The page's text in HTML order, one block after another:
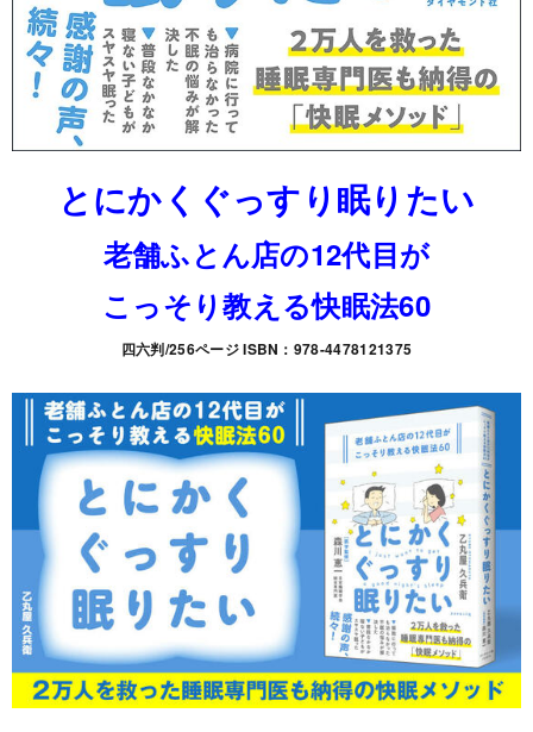
とにかくぐっすり眠りたい
老舗ふとん店の12代目が
こっそり教える快眠法60
四六判/256ページ ISBN：978-4478121375